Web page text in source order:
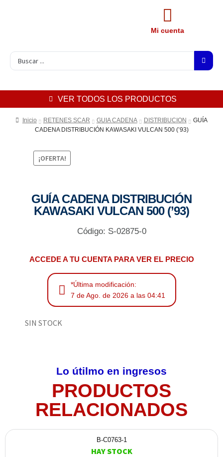
Mi cuenta
VER TODOS LOS PRODUCTOS
Inicio RETENES SCAR GUIA CADENA DISTRIBUCION
GUÍA
CADENA DISTRIBUCIÓN KAWASAKI VULCAN 500 (’93)
¡OFERTA!
GUÍA CADENA DISTRIBUCIÓN
KAWASAKI VULCAN 500 (’93)
Código: S-02875-0
ACCEDE A TU CUENTA PARA VER EL PRECIO
*Última modificación:
7 de Ago. de 2026 a las 04:41
SIN STOCK
Lo útilmo en ingresos
PRODUCTOS
RELACIONADOS
B-C0763-1
HAY STOCK